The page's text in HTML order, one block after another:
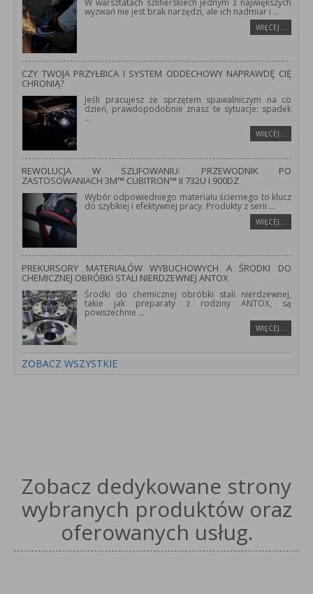
W warsztatach szlifierskiech jednym z największych
wyzwań nie jest brak narzędzi, ale ich nadmiar i ...
WIĘCEJ…
CZY TWOJA PRZYŁBICA I SYSTEM ODDECHOWY NAPRAWDĘ CIĘ
CHRONIĄ?
Jeśli pracujesz ze sprzętem spawalniczym na co
dzień, prawdopodobnie znasz te sytuacje: spadek
...
WIĘCEJ…
REWOLUCJA W SZLIFOWANIU: PRZEWODNIK PO
ZASTOSOWANIACH 3M™ CUBITRON™ II 732U I 900DZ
Wybór odpowiedniego materiału ściernego to klucz
do szybkiej i efektywnej pracy. Produkty z serii ...
WIĘCEJ…
PREKURSORY MATERIAŁÓW WYBUCHOWYCH A ŚRODKI DO
CHEMICZNEJ OBRÓBKI STALI NIERDZEWNEJ ANTOX
Środki do chemicznej obróbki stali nierdzewnej,
takie jak preparaty z rodziny ANTOX, są
powszechnie...
WIĘCEJ…
ZOBACZ WSZYSTKIE
Zobacz dedykowane strony
wybranych produktów oraz
oferowanych usług.